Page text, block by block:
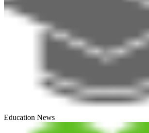
Education News